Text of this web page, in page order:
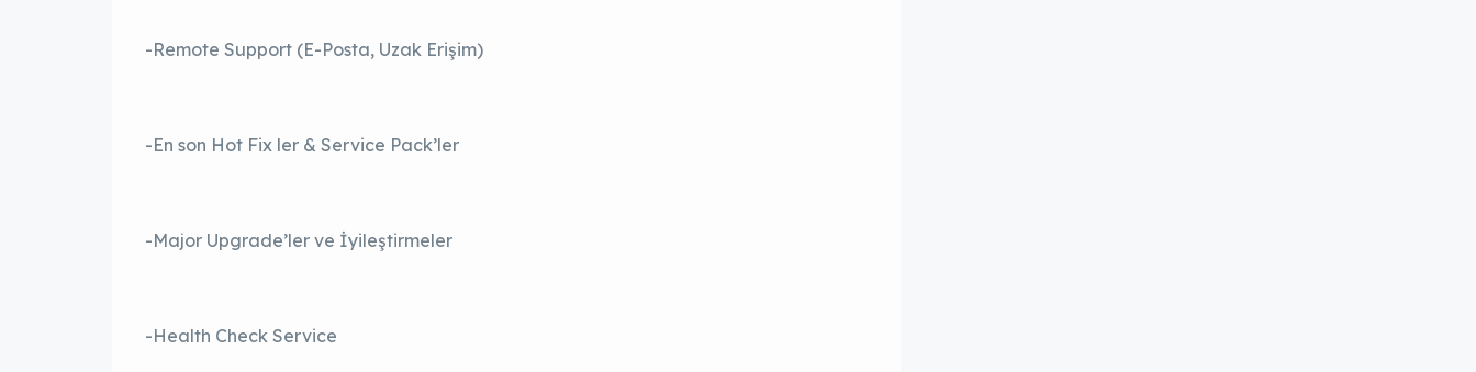
-Remote Support (E-Posta, Uzak Erişim)
-En son Hot Fix ler & Service Pack’ler
-Major Upgrade’ler ve İyileştirmeler
-Health Check Service